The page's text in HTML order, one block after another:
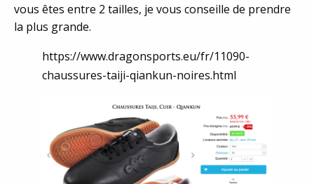
vous êtes entre 2 tailles, je vous conseille de prendre
la plus grande.
https://www.dragonsports.eu/fr/11090-
chaussures-taiji-qiankun-noires.html